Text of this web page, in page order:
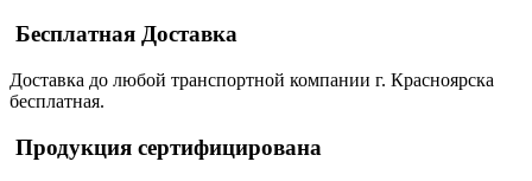
Бесплатная Доставка
Доставка до любой транспортной компании г. Красноярска
бесплатная.
Продукция сертифицирована